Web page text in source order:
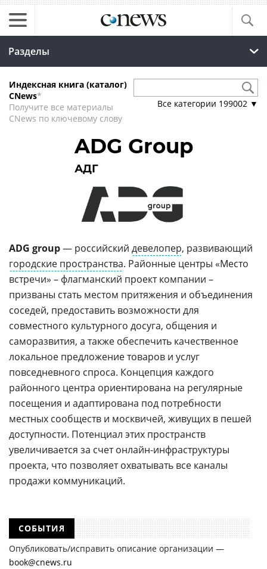
Разделы
Индексная книга (каталог)
CNews*
Получите все материалы
CNews по ключевому слову
Все категории 199002 ▼
ADG Group
АДГ
ADG group— российский девелопер, развивающий
городские пространства. Районные центры «Место
встречи» – флагманский проект компании –
призваны стать местом притяжения и объединения
соседей, предоставить возможности для
совместного культурного досуга, общения и
саморазвития, а также обеспечить качественное
локальное предложение товаров и услуг
повседневного спроса. Концепция каждого
районного центра ориентирована на регулярные
посещения и адаптирована под потребности
местных сообществ и москвичей, живущих в пешей
доступности. Потенциал этих пространств
увеличивается за счет онлайн-инфраструктуры
проекта, что позволяет охватывать все каналы
продажи коммуникаций.
СОБЫТИЯ
Опубликовать/исправить описание организации —
book@cnews.ru